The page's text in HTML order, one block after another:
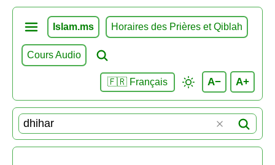
Islam.ms Horaires des Prières et Qiblah
Cours Audio
🇫🇷 Français A− A+